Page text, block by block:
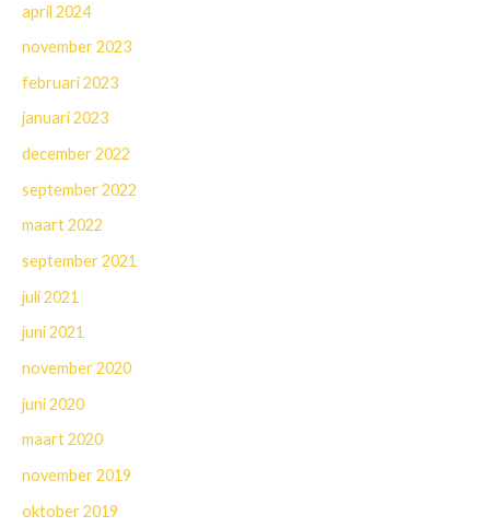
april 2024
november 2023
februari 2023
januari 2023
december 2022
september 2022
maart 2022
september 2021
juli 2021
juni 2021
november 2020
juni 2020
maart 2020
november 2019
oktober 2019